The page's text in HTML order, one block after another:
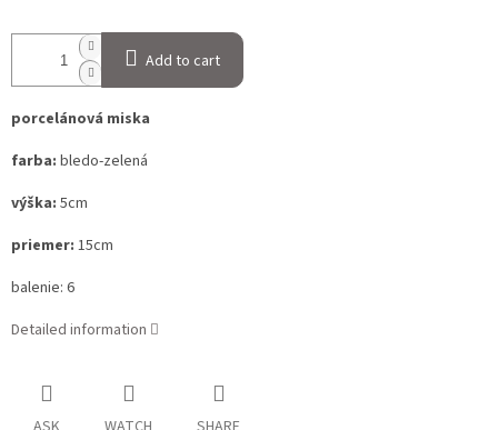
Add to cart
porcelánová miska
farba: bledo-zelená
výška: 5cm
priemer: 15cm
balenie: 6
Detailed information